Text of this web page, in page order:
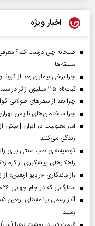
اخبار ویژه
سلیقه‌ها
چرا برخی بیماران بعد از کرونا
ثبت‌نام ۲.۵ میلیون زائر در سماح | عبور ۱.۷ میلیون نفر از مرز‌های اربعین
چرا بعد از سفرهای طولانی
چرا ساختمان‌های ناایمن
زندگی می‌کنند
توصیه‌های طب سنتی برای
راهکارهای پیشگیری از
راز ماندگاری «رادیو اربعین»
ستارگانی که در جام جهانی ۲۰۲۶ بازی نکردند
رسید